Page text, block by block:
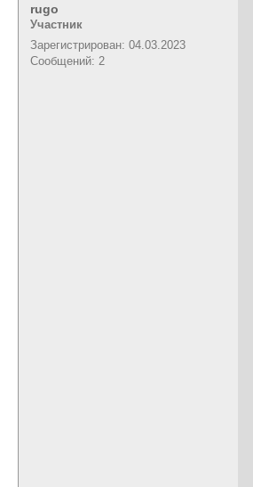
rugo
Участник
Зарегистрирован: 04.03.2023
Сообщений: 2